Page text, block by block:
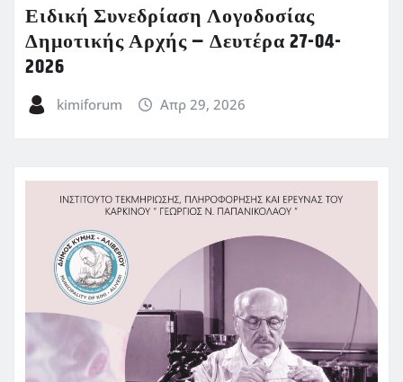
Ειδική Συνεδρίαση Λογοδοσίας
Δημοτικής Αρχής – Δευτέρα 27-04-
2026
kimiforum Απρ 29, 2026